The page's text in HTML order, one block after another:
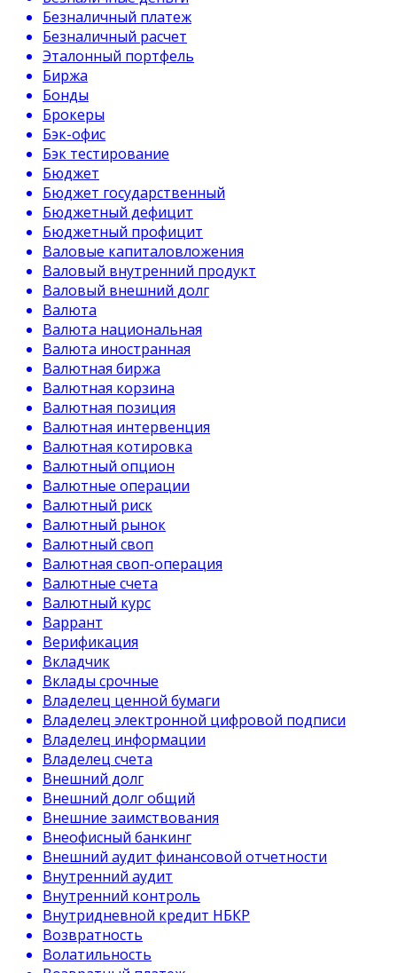
Безналичный платеж
Безналичный расчет
Эталонный портфель
Биржа
Бонды
Брокеры
Бэк-офис
Бэк тестирование
Бюджет
Бюджет государственный
Бюджетный дефицит
Бюджетный профицит
Валовые капиталовложения
Валовый внутренний продукт
Валовый внешний долг
Валюта
Валюта национальная
Валюта иностранная
Валютная биржа
Валютная корзина
Валютная позиция
Валютная интервенция
Валютная котировка
Валютный опцион
Валютные операции
Валютный риск
Валютный рынок
Валютный своп
Валютная своп-операция
Валютные счета
Валютный курс
Варрант
Верификация
Вкладчик
Вклады срочные
Владелец ценной бумаги
Владелец электронной цифровой подписи
Владелец информации
Владелец счета
Внешний долг
Внешний долг общий
Внешние заимствования
Внеофисный банкинг
Внешний аудит финансовой отчетности
Внутренний аудит
Внутренний контроль
Внутридневной кредит НБКР
Возвратность
Волатильность